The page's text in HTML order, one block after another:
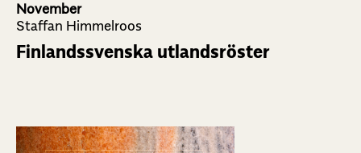
November
Staffan Himmelroos
Finlandssvenska utlandsröster